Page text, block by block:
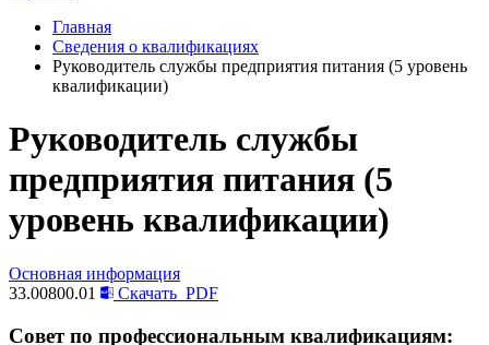
Главная
Сведения о квалификациях
Руководитель службы предприятия питания (5 уровень
квалификации)
Руководитель службы
предприятия питания (5
уровень квалификации)
Основная информация
33.00800.01
Скачать PDF
Совет по профессиональным квалификациям: